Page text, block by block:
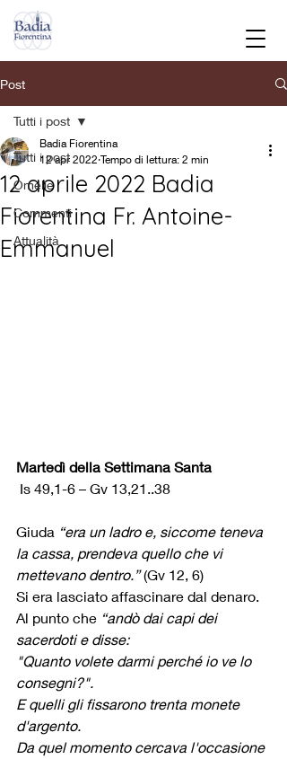
Post
Tutti i post
Omelie
Commenti
Attualità
Tutti i post
12 aprile 2022 Badia
Fiorentina Fr. Antoine-
Emmanuel
Badia Fiorentina
12 apr 2022 Tempo di lettura: 2 min
Martedì della Settimana Santa
Is 49,1-6 – Gv 13,21..38
Giuda “era un ladro e, siccome teneva
la cassa, prendeva quello che vi
mettevano dentro.” (Gv 12, 6)
Si era lasciato affascinare dal denaro.
Al punto che “andò dai capi dei
sacerdoti e disse:
"Quanto volete darmi perché io ve lo
consegni?".
E quelli gli fissarono trenta monete
d'argento.
Da quel momento cercava l'occasione